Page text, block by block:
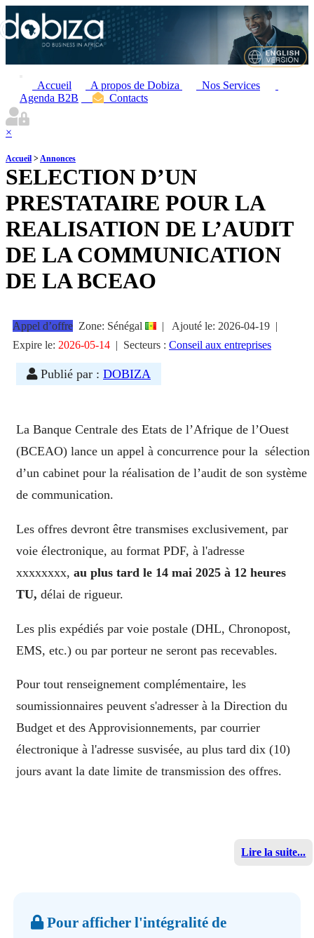
Accueil A propos de Dobiza
Nos Services
Agenda B2B
Contacts
×
Accueil >Annonces
SELECTION D’UN
PRESTATAIRE POUR LA
REALISATION DE L’AUDIT
DE LA COMMUNICATION
DE LA BCEAO
Appel d’offre Zone: Sénégal | Ajouté le: 2026-04-19 |
Expire le: 2026-05-14 | Secteurs : Conseil aux entreprises
Publié par : DOBIZA
La Banque Centrale des Etats de l’Afrique de l’Ouest
(BCEAO) lance un appel à concurrence pour la sélection
d’un cabinet pour la réalisation de l’audit de son système
de communication.
Les offres devront être transmises exclusivement, par
voie électronique, au format PDF, à l'adresse
xxxxxxxx, au plus tard le 14 mai 2025 à 12 heures
TU, délai de rigueur.
Les plis expédiés par voie postale (DHL, Chronopost,
EMS, etc.) ou par porteur ne seront pas recevables.
Pour tout renseignement complémentaire, les
soumissionnaires peuvent s'adresser à la Direction du
Budget et des Approvisionnements, par courrier
électronique à l'adresse susvisée, au plus tard dix (10)
jours avant la date limite de transmission des offres.
Lire la suite...
Pour afficher l'intégralité de